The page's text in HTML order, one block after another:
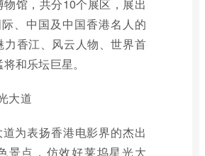
物馆，共分10个展区，展出
、中国及中国香港名人的
力香江、风云人物、世界首
和乐坛巨星。
大道
为表扬香港电影界的杰出
景点，仿效好莱坞星光大